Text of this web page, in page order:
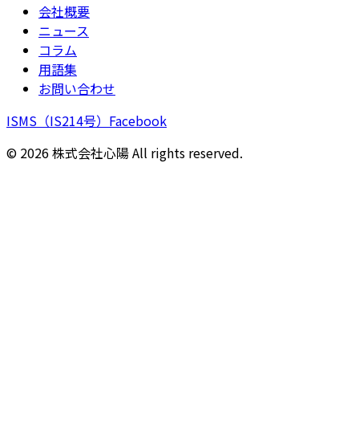
会社概要
ニュース
コラム
用語集
お問い合わせ
ISMS（IS214号） Facebook
© 2026株式会社心陽 All rights reserved.